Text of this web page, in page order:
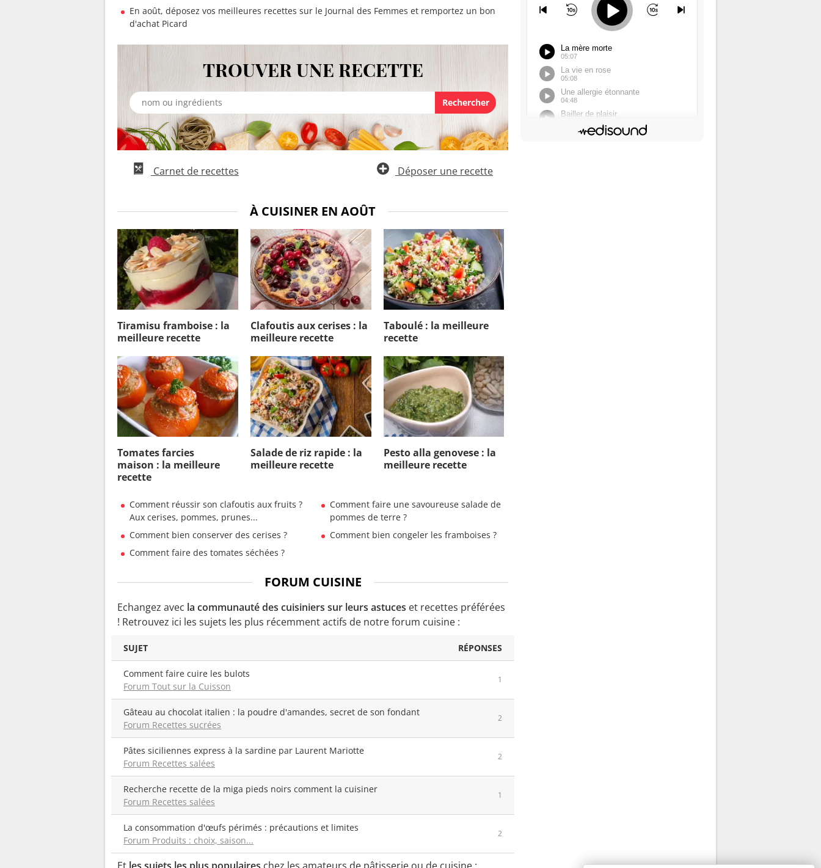
En août, déposez vos meilleures recettes sur le Journal des Femmes et remportez un bon
d'achat Picard
TROUVER UNE RECETTE
Carnet de recettes Déposer une recette
À CUISINER EN AOÛT
Tiramisu framboise : la
meilleure recette
Clafoutis aux cerises : la
meilleure recette
Taboulé : la meilleure
recette
Tomates farcies
maison : la meilleure
recette
Salade de riz rapide : la
meilleure recette
Pesto alla genovese : la
meilleure recette
Comment réussir son clafoutis aux fruits ?
Aux cerises, pommes, prunes...
Comment bien conserver des cerises ?
Comment faire des tomates séchées ?
Comment faire une savoureuse salade de
pommes de terre ?
Comment bien congeler les framboises ?
FORUM CUISINE
Echangez avec la communauté des cuisiniers sur leurs astuces et recettes préférées
! Retrouvez ici les sujets les plus récemment actifs de notre forum cuisine :
SUJET RÉPONSES
comment faire cuire les bulots
Forum Tout sur la Cuisson
1
Gâteau au chocolat italien : la poudre d'amandes, secret de son fondant
Forum Recettes sucrées
2
Pâtes siciliennes express à la sardine par Laurent Mariotte
Forum Recettes salées
2
Recherche recette de la miga pieds noirs comment la cuisiner
Forum Recettes salées
1
La consommation d'œufs périmés : précautions et limites
Forum Produits : choix, saison...
2